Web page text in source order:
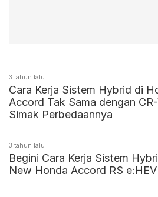
3 tahun lalu
Cara Kerja Sistem Hybrid di
Accord Tak Sama dengan CR-
Simak Perbedaannya
3 tahun lalu
Begini Cara Kerja Sistem
New Honda Accord RS e:HEV